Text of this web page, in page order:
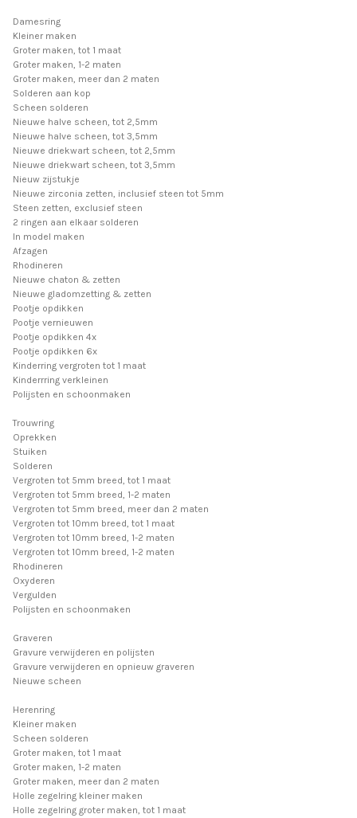
Damesring
Kleiner maken
Groter maken, tot 1 maat
Groter maken, 1-2 maten
Groter maken, meer dan 2 maten
Solderen aan kop
Scheen solderen
Nieuwe halve scheen, tot 2,5mm
Nieuwe halve scheen, tot 3,5mm
Nieuwe driekwart scheen, tot 2,5mm
Nieuwe driekwart scheen, tot 3,5mm
Nieuw zijstukje
Nieuwe zirconia zetten, inclusief steen tot 5mm
Steen zetten, exclusief steen
2 ringen aan elkaar solderen
In model maken
Afzagen
Rhodineren
Nieuwe chaton & zetten
Nieuwe gladomzetting & zetten
Pootje opdikken
Pootje vernieuwen
Pootje opdikken 4x
Pootje opdikken 6x
Kinderring vergroten tot 1 maat
Kinderrring verkleinen
Polijsten en schoonmaken
Trouwring
Oprekken
Stuiken
Solderen
Vergroten tot 5mm breed, tot 1 maat
Vergroten tot 5mm breed, 1-2 maten
Vergroten tot 5mm breed, meer dan 2 maten
Vergroten tot 10mm breed, tot 1 maat
Vergroten tot 10mm breed, 1-2 maten
Vergroten tot 10mm breed, 1-2 maten
Rhodineren
Oxyderen
Vergulden
Polijsten en schoonmaken
Graveren
Gravure verwijderen en polijsten
Gravure verwijderen en opnieuw graveren
Nieuwe scheen
Herenring
Kleiner maken
Scheen solderen
Groter maken, tot 1 maat
Groter maken, 1-2 maten
Groter maken, meer dan 2 maten
Holle zegelring kleiner maken
Holle zegelring groter maken, tot 1 maat